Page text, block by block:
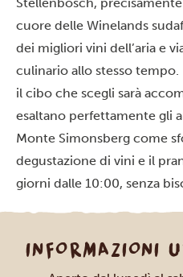
cuore delle Winelands
dei migliori vini dell’aria e
culinario allo stesso
il cibo che scegli sarà
esaltano perfettamente gli
Monte Simonsberg come
degustazione di vini e il
giorni dalle 10:00, senza
INFORMAZIONI